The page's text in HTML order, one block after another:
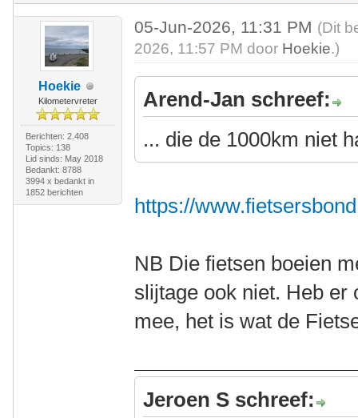
Hoekie
Kilometervreter
Berichten: 2.408
Topics: 138
Lid sinds: May 2018
Bedankt: 8788
3994 x bedankt in
1852 berichten
05-Jun-2026, 11:31 PM (Dit
2026, 11:57 PM door Hoekie.)
Arend-Jan schreef:
... die de 1000km niet
https://
NB Die fietsen boeien
slijtage ook niet. Heb er
mee, het is wat de
Jeroen S schreef: